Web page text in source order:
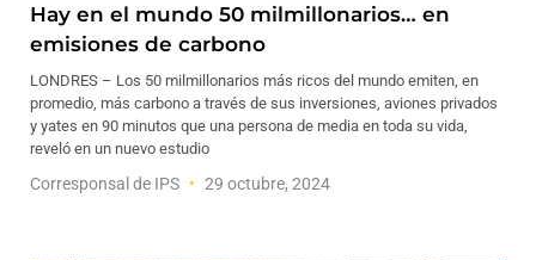
Hay en el mundo 50 milmillonarios… en
emisiones de carbono
LONDRES – Los 50 milmillonarios más ricos del mundo emiten, en
promedio, más carbono a través de sus inversiones, aviones privados
y yates en 90 minutos que una persona de media en toda su vida,
reveló en un nuevo estudio
Corresponsal de IPS 29 octubre, 2024